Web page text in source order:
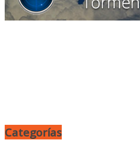
Categorías